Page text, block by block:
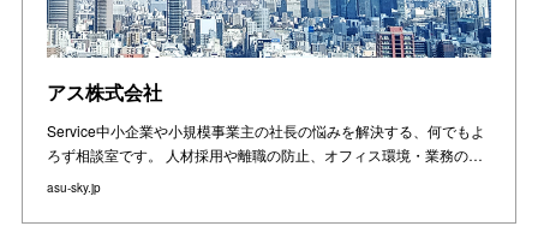
アス株式会社
Service中⼩企業や⼩規模事業主の社⻑の悩みを解決する、何でもよ
ろず相談室です。 ⼈材採⽤や離職の防⽌、オフィス環境・業務の…
asu-sky.jp